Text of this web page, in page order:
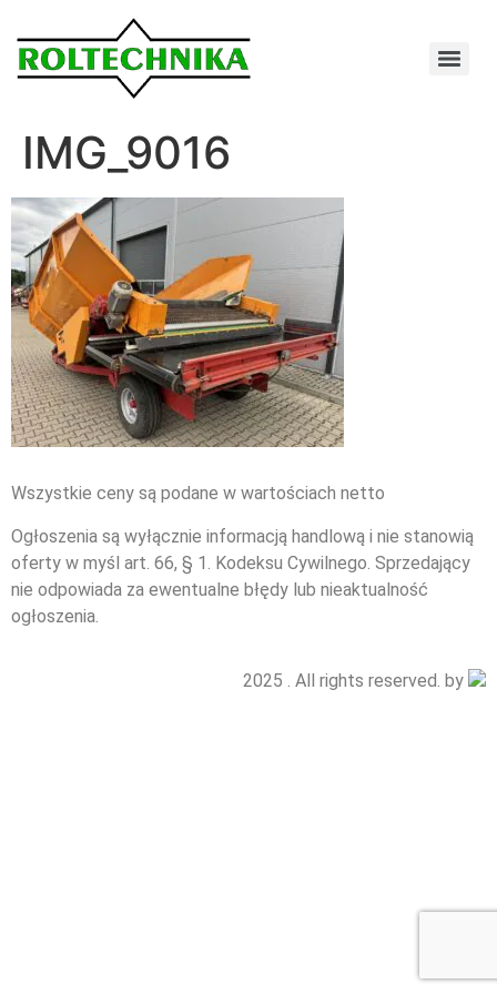
IMG_9016
Wszystkie ceny są podane w wartościach netto
Ogłoszenia są wyłącznie informacją handlową i nie stanowią
oferty w myśl art. 66, § 1. Kodeksu Cywilnego. Sprzedający
nie odpowiada za ewentualne błędy lub nieaktualność
ogłoszenia.
2025 . All rights reserved. by